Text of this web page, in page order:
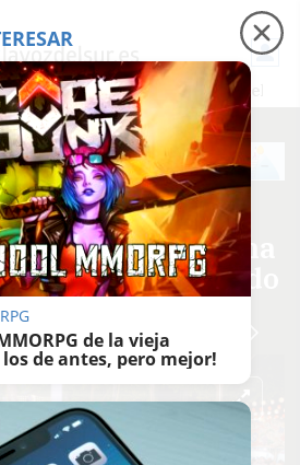
Padre Coraje Fábrica de botellas
de Feria: así ha
del alumbrado
de la vieja
los de antes, pero mejor!